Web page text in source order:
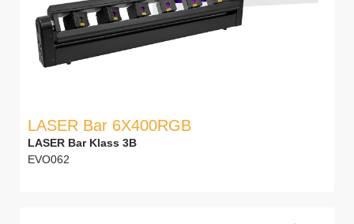
LASER Bar 6X400RGB
LASER Bar Klass 3B
EVO062